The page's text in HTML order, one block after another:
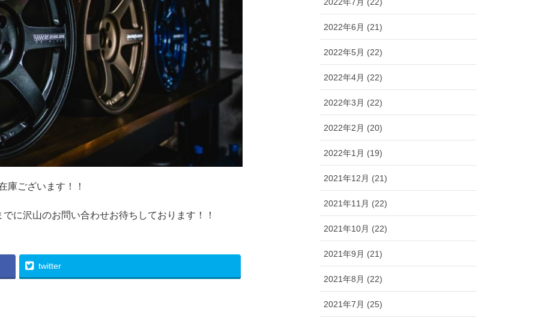
ございます！！
に沢山のお問い合わせお待ちしております！！
twitter
2022年6月 (21)
2022年5月 (22)
2022年4月 (22)
2022年3月 (22)
2022年2月 (20)
2022年1月 (19)
2021年12月 (21)
2021年11月 (22)
2021年10月 (22)
2021年9月 (21)
2021年8月 (22)
2021年7月 (25)